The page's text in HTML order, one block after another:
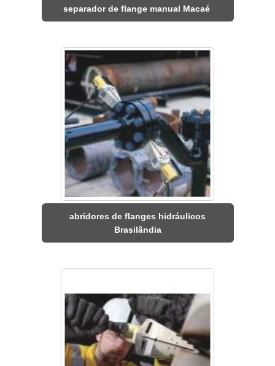
separador de flange manual Macaé
abridores de flanges hidráulicos
Brasilândia